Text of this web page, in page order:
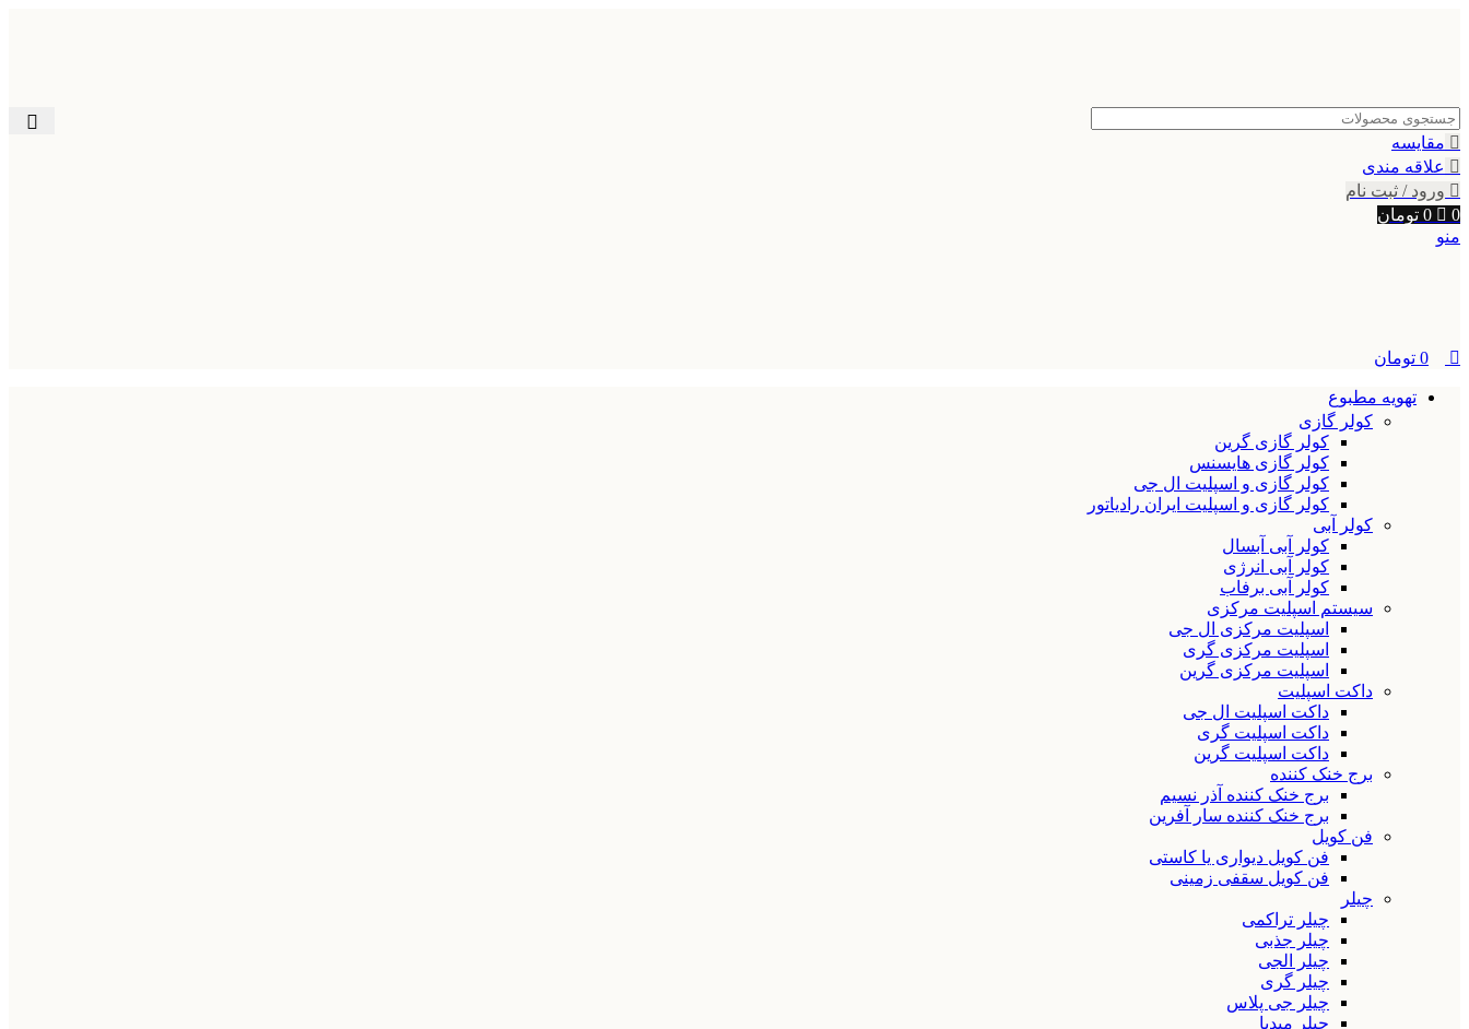
مقایسه
علاقه مندی
ورود / ثبت نام
0
0 تومان
منو
0 تومان
تهویه مطبوع
کولر گازی
کولر گازی گرین
کولر گازی هایسنس
کولر گازی و اسپلیت ال جی
کولر گازی و اسپلیت ایران رادیاتور
کولر آبی
کولر آبی آبسال
کولر آبی انرژی
کولر آبی برفاب
سیستم اسپلیت مرکزی
اسپلیت مرکزی ال جی
اسپلیت مرکزی گری
اسپلیت مرکزی گرین
داکت اسپلیت
داکت اسپلیت ال جی
داکت اسپلیت گری
داکت اسپلیت گرین
برج خنک کننده
برج خنک کننده آذر نسیم
برج خنک کننده سار آفرین
فن کویل
فن کویل دیواری یا کاستی
فن کویل سقفی زمینی
چیلر
چیلر تراکمی
چیلر جذبی
چیلر الجی
چیلر گری
چیلر جی پلاس
چیلر میدیا